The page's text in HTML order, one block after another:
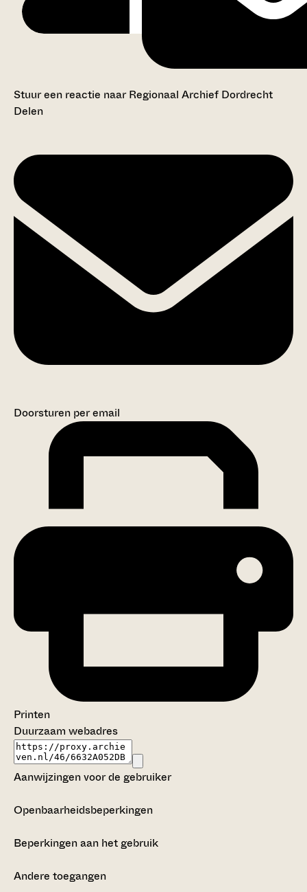
Stuur een reactie naar Regionaal Archief Dordrecht
Delen
Doorsturen per email
Printen
Duurzaam webadres
Aanwijzingen voor de gebruiker
Openbaarheidsbeperkingen
Beperkingen aan het gebruik
Andere toegangen